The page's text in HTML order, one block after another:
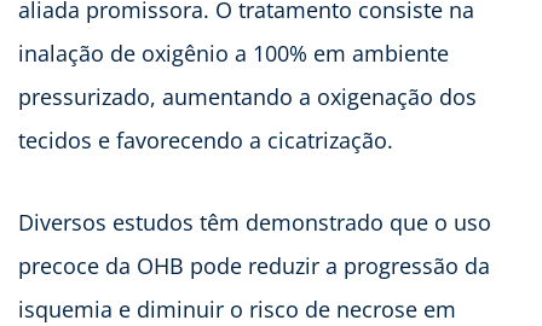
aliada promissora. O tratamento consiste na
inalação de oxigênio a 100% em ambiente
pressurizado, aumentando a oxigenação dos
tecidos e favorecendo a cicatrização.
Diversos estudos têm demonstrado que o uso
precoce da OHB pode reduzir a progressão da
isquemia e diminuir o risco de necrose em